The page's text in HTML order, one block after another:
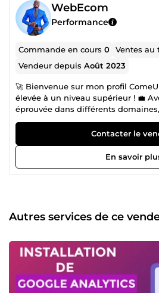
WebEcom
Performance
Commande en cours0 Ventes
Vendeur depuisAoût 2023
🚀 Bienvenue sur mon profil
élevée à un niveau supérieur ! 💼
éprouvée dans différents
vous aider à surpasser vos
marché en ligne. Des boutiques en
convaincantes, des sites web
stratégies de référencement
des campagnes de réseaux sociaux
et des attentes de votre audience
notre collaboration est guidée par
En choisissant mes services, vous
valeur ajoutée et des résultats
par une croissance significative de
vous soyez une startup
établie cherchant à se réinventer,
Contacter le
En savoir
Autres services de ce